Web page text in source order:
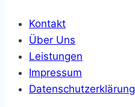
Kontakt
Über Uns
Leistungen
Impressum
Datenschutzerklärung